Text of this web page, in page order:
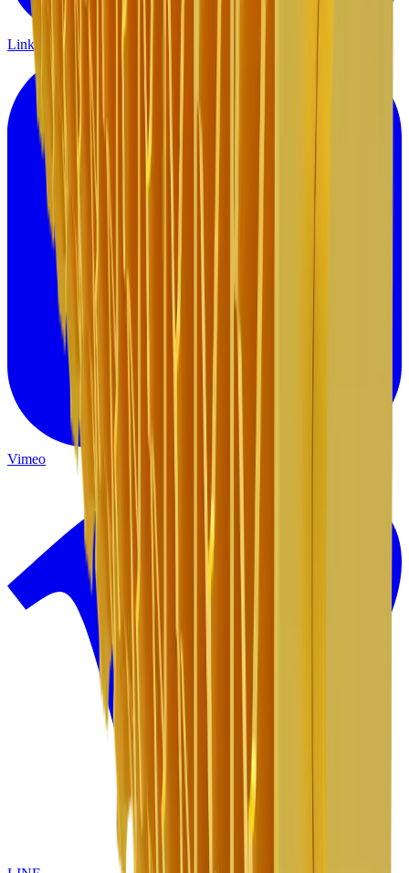
Linkedin
Vimeo